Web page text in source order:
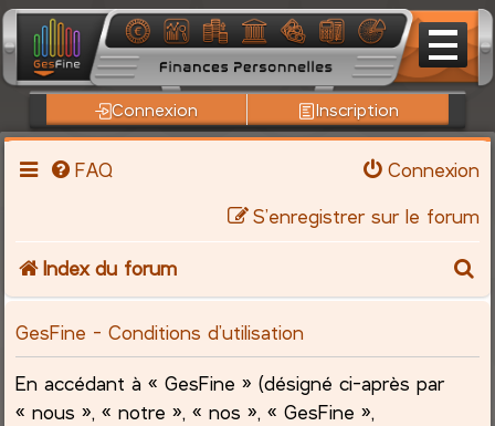
Connexion Inscription
FAQ
Connexion
S’enregistrer sur le forum
Index du forum
c
GesFine - Conditions d’utilisation
En accédant à « GesFine » (désigné ci-après par
« nous », « notre », « nos », « GesFine »,